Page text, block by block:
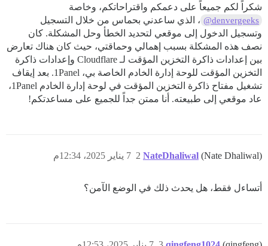
شكراً لكم جميعاً على دعمكم واقتراحاتكم، وخاصة
@denvergeeks ، الذي ساعدني بحماس من خلال التسجيل
وتسجيل الدخول إلى موقعي لتحديد الخطأ وحل المشكلة. كان
نصف هذه المشكلة بسبب إهمالي وحماقتي، حيث كان هناك تعارض
بين إعدادات ذاكرة التخزين المؤقت لـ Cloudflare وإعدادات ذاكرة
التخزين المؤقت للوحة إدارة الخادم الخاصة بي، 1Panel. بعد إيقاف
تشغيل مفتاح ذاكرة التخزين المؤقت في لوحة إدارة الخادم 1Panel،
عاد موقعي إلى طبيعته. أنا ممتن جداً للجميع على مساعدتكم!
NateDhaliwal (Nate Dhaliwal) 7 يناير 2025، 12:34م 2
أتساءل فقط، هل يحدث ذلك في الوضع الآمن؟